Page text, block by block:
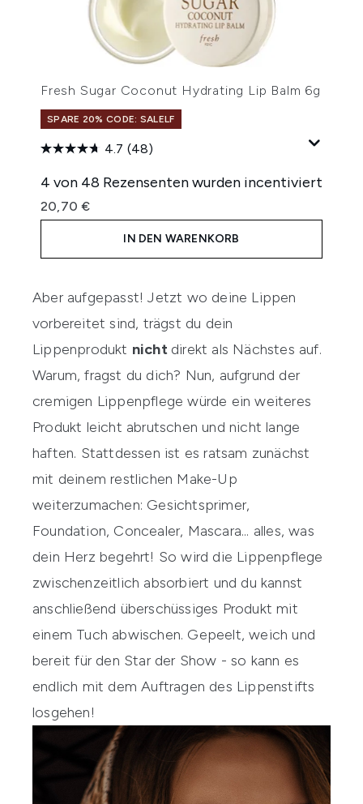
Fresh Sugar Coconut Hydrating Lip Balm 6g
SPARE 20% CODE: SALELF
4.7 (48)
4 von 48 Rezensenten wurden incentiviert
20,70 €
IN DEN WARENKORB
Aber aufgepasst! Jetzt wo deine Lippen
vorbereitet sind, trägst du dein
Lippenprodukt nicht direkt als Nächstes auf.
Warum, fragst du dich? Nun, aufgrund der
cremigen Lippenpflege würde ein weiteres
Produkt leicht abrutschen und nicht lange
haften. Stattdessen ist es ratsam zunächst
mit deinem restlichen Make-Up
weiterzumachen: Gesichtsprimer,
Foundation, Concealer, Mascara... alles, was
dein Herz begehrt! So wird die Lippenpflege
zwischenzeitlich absorbiert und du kannst
anschließend überschüssiges Produkt mit
einem Tuch abwischen. Gepeelt, weich und
bereit für den Star der Show - so kann es
endlich mit dem Auftragen des Lippenstifts
losgehen!